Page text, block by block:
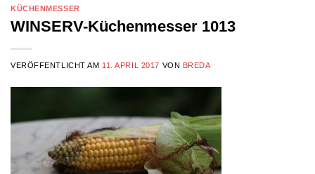
KÜCHENMESSER
WINSERV-Küchenmesser 1013
VERÖFFENTLICHT AM 11. APRIL 2017 VON BREDA